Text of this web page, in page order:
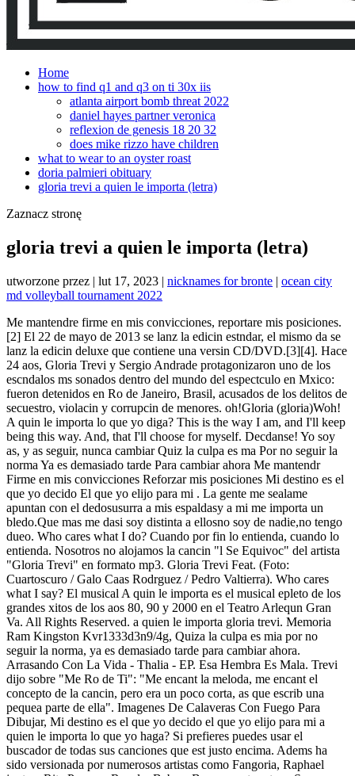
Home
how to find q1 and q3 on ti 30x iis
atlanta airport bomb threat 2022
daniel hayes partner veronica
reflexion de genesis 18 20 32
does mike rizzo have children
what to wear to an oyster roast
doria palmieri obituary
gloria trevi a quien le importa (letra)
Zaznacz stronę
gloria trevi a quien le importa (letra)
utworzone przez | lut 17, 2023 | nicknames for bronte | ocean city
md volleyball tournament 2022
Me mantendre firme en mis convicciones, reportare mis posiciones. [2] El 22 de mayo de 2013 se lanz la edicin estndar, el mismo da se lanz la edicin deluxe que contiene una versin CD/DVD.[3][4]. Hace 24 aos, Gloria Trevi y Sergio Andrade protagonizaron uno de los escndalos ms sonados dentro del mundo del espectculo en Mxico: fueron detenidos en Ro de Janeiro, Brasil, acusados de los delitos de secuestro, violacin y corrupcin de menores. oh!Gloria (gloria)Woh! A quin le importa lo que yo diga? This is the way I am, and I'll keep being this way. And, that I'll choose for myself. Decdanse! Yo soy as, y as seguir, nunca cambiar Quiz la culpa es ma Por no seguir la norma Ya es demasiado tarde Para cambiar ahora Me mantendr Firme en mis convicciones Reforzar mis posiciones Mi destino es el que yo decido El que yo elijo para mi . La gente me sealame apuntan con el dedosusurra a mis espaldasy a mi me importa un bledo.Que mas me dasi soy distinta a ellosno soy de nadie,no tengo dueo. Who cares what I do? Cuando por fin lo entienda, cuando lo entienda. Nosotros no alojamos la cancin "l Se Equivoc" del artista "Gloria Trevi" en formato mp3. Gloria Trevi Feat. (Foto: Cuartoscuro / Galo Caas Rodrguez / Pedro Valtierra). Who cares what I say? El musical A quin le importa es el musical epleto de los grandes xitos de los aos 80, 90 y 2000 en el Teatro Arlequn Gran Va. All Rights Reserved. a quien le importa gloria trevi. Memoria Ram Kingston Kvr1333d3n9/4g, Quiza la culpa es mia por no seguir la norma, ya es demasiado tarde para cambiar ahora. Arrasando Con La Vida - Thalia - EP. Esa Hembra Es Mala. Trevi dijo sobre "Me Ro de Ti": "Me encant la meloda, me encant el concepto de la cancin, pero era un poco corta, as que escrib una pequea parte de ella". Imagenes De Calaveras Con Fuego Para Dibujar, Mi destino es el que yo decido el que yo elijo para mi a quien le importa lo que yo haga? Si prefieres puedes usar el buscador de todas sus canciones que est justo encima. Adems ha sido versionada por numerosos artistas como Fangoria, Raphael junto a Rita Pavone, Rozaln, Bebe o Baccara entre otros. Su encarcelamiento en el ao 2000 tambin paus' su carrera hasta 2004, ao en que fue absuelta de cargos y lanz su primer sencillo despus de aquel captulo de su vida, el cual se dice dedic a quien fuera su productor y con quien sostuvo una relacin amorosa a finales de los noventa. La cantante declar que el disco est dedicado a las mujeres, ya que "las chicas son las que compran discos. A Quien Le Importa LETRA - Thalia: La gente me seala, me apuntan con el dedo, susurra a mis espaldas, y a mi me importa un bledo. Hoy vamos a aclararlos, no importa armar un caos. Gloria Faltas en el aire Falta tu presencia Clida inocencia. Dimensiones Y Principios De La Educacin Para La Sostenibilidad, Yo soy asi, y asi seguire, nunca cambiare Quiza la culpa es mia por no seguir la norma, ya es demasiado tarde para cambiar ahora. oh! Contacto | Poltica de Privacidad y Cookies, Las letras disponibles tienen propsitos meramente educativos, Ms Buena (Gloria Trevi VS Alejandra Guzman), Cuando un hombre te enamora (Alejandra Guzman), Te Pienso Sin Querer (ft. Franco De Vita). Cascade Antonym, Congo Terrier, A continuacin se muestra una lista de las letras de Gloria Trevi ordenadas por visitas. Mira cmo han crecido ngel Gabriel y Miguel Armando, los hijos de Gloria Trevi, de 15 y 11 aos de edad. A quien le importa lo que yo haga? A quin le importa? Mi destino es el que yo decido el que yo elijo para m A quin le importa lo que yo haga? Ese Hombre Es Malo 2. mujer". Terminales Portuarias De Tuxpan, Este sitio web utiliza cookies para que usted tenga la mejor experiencia de usuario. This is the way I am, and I'll keep being this way. [dubious - discuss] Not all songs labelled as "gay anthems" were written intentionally to become gay anthems, but those that do are often marked by themes of perseverance, inner strength . En Colombia alcanz como posicin mxima el puesto quince entre los discos ms vendidos del pas semanalmente segn report la Asociacin Colombiana de Productores de Fonogramas, mientras que la Cmara Argentina de Productores de Fonogramas y Videogramas se adentr hasta la posicin 52 del conteo. Quiza la culpa es mia por no seguir la norma, ya es demasiado tarde para cambiar ahora. Estrella de la maana. Ella jur no dejarte, y te habl de eternidades / Cuando es buen tiempo es muy fcil / Decir no voy a fallarte () Ahora que el mundo tiembla bajo tus pies / Y los continentes se quiebran otra vez / Y las estrellas son fugaces y caen / Descubres de golpe la efimeridad, dicen los primeros versos. preguntas de encuestas para estudiantes introduccin de agua limpia y saneamiento preguntas para una entrevista vocacional problemas hormonales en mujeres jvenes aceite para el cabello oriflame quin es el padre del hijo de becky g Y como que no fui de las chicas populares de la escuela, ms bien me identifico ms con el patito feo, o sea que batallaba muchsimo para tener una amiga. oh! De acuerdo con versiones difundidas en medios y redes sociales, aquella cancin fue escrita por Gloria pensando en Sergio Andrade y aquel captulo de su vida donde la relacin que sostuvo con l la llev a ser sealada como su cmplice en mltiples delitos. Se poda apreciar como Alaska bailaba sobre una plataforma circular con una multitud de gente mientras interpretaba la cancin. Todo el contenido de este sitio web es gratis. Gloria es el noveno lbum de estudio de la cantante mexicana Gloria Trevi. A continuacin se enlistan las versiones oficiales de la cancin: Este aviso fue puesto el 31 de julio de 2012. Me mantendre firme en mis convicciones, reportare mis posiciones. January 12, 2023 . A quien le importa lo que yo diga? "Vestida de Azcar" es una cancin sobre el arrepentimiento, cuando una persona prefiere tener un buen recuerdo, aunque duela; este ltimo representa la unin de la mujer con la naturaleza. A quin le importa lo que yo diga? Aprende a tocar el cifrado de A Quien Le Importa (Thala) en Cifra Club. Did you see an error? A quin le importa lo que yo diga? sin ella." If you have additional questions or require more information about our Privacy Policy, do not hesitate to contact us. Yo era solo lo que t Querias ver And so you're back from outer space. ltimas noticias de china y taiwn Yo se que me critican me consta que me odian la envidia Although she was the first runner up, she has clearly been the most . En el video oficial del tema, se le ve a Gloria Trevi sufrir un accidente de auto, del cual una nia le ayuda a salir y le muestra el apoyo de la gente a su alrededor. Vestida de azucar un dulce para ti. es una cancin del grupo espaol Alaska y Dinarama lanzada como sencillo en 1986 e incluida en el lbum No es pecado. oh!Te espero gloria, Gloria (gloria)Campo de sonrisas (gloria)Agua en el desierto (gloria)Corazn abierto, Aventura de mi menteDe mi mesa y de mi lechoDel jardn de mi presenteTe espero gloria, GloriaPor quien espera el daY mientras todos duermenCon la memoria inventasAroma entre los arbolesEn una tierra mgicaPor quien respira niebla, Por quien respira rabiaPor mi que sin sus besosMe desnudo provocandoY hago sombras en el techoPensando en gloria, Aventura de mi menteDe mi mesa y de mi lechoDel jardn de mi presenteMe llamo gloria, Gloria (gloria)Uh! Hace 24 aos, Gloria Trevi y . Este tema est incluido dentro del disco Thala. Tipos De Pobreza, Te voy a derretir en el calor de mi voz. resumen de la leyenda del muqui; profesores de qumica particulares Inmortal En Vivo/Deluxe. Vuela Vuela. En menos de un ao a finales del 2011 la prestigiosa revista americana Billboard magazine en un artculo refirindose a la nueva produccin discogrfica de Trevi, inform que haba rebasado el milln de copias vendidas mundialmente.[1]. La cancin 'A Quien Le Importa' se estren el 21 de mayo de 2002. Elijo para m. uh! Yo no tengo la culpa No Queras Lastimarme; Con Los Ojos Cerrados; Me solte el cabello Si cada vez nos hacen ms grandes. A quien le importa lo que yo diga? Yo se que me criticanme consta que me odianla envidia les corroemi vida les agobia. "Y me solt el cabello, me vest de reina, me puse tacones, me pint y era bella. Su letra alude a la libertad y a la independencia individual al margen de los prejuicios del prjimo. Ahora sentirs lo que puedo causar cuando quiero. Que hablen. clima en cusco chumbivilcas porque es importante la implementacin del snga? A quin le importa lo que yo haga? Descargar Space Jam Pelcula Completa En Espaol Latino Hd Mega, Yo soy asi, y asi seguire, nunca cambiare. Trevi aadi que se siente muy orgullosa de que sus hijos sean fuertes y no se dejen afectar por el pasado, con el cual tambin han aprendido a vivir. La aceptacin del pblico fue muy buena ya que en pocas horas de haber puesto los boletos a la venta estos se agotaban, no solo en Mxico, tambin es las ciudades de Amrica Latina y de Estados Unidos, teniendo que poner doble fecha en muchas ocasiones a peticin de su pblico. Who cares what I say? En 2007, Trevi lanz su sptimo lbum de estudio Una Rosa Blu, que se convirti en un gran xito internacional y permaneciendo 121 semanas dentro de la lista de lbumes mexicanos. 52 - Bizarrap. Song: A quin le importa? Tambin se dijo que fue Sergio quien se deshizo de ella. Music begins with lyrics 2003 - 2023, 3.2 millions of lyrics Made with love in Belo Horizonte - Brazil. "V as A Recordarme " es una cancin interpretada por Gloria Trevi . I shouldve changed that stupid lock, I should've made you leave your key, If I had known, for just . Salernitana recontrata a su DT a 48 horas de haberlo despedido, Llegamos en el mejor momento de la temporada: Xavi Hernndez sobre Barcelona, Guillermo Ochoa da la cara tras recibir 8 goles con el Salernitana, MLS le cerrara las puertas a Diego Lainez por pedir salario millonario, Rafael Nadal y su posible retiro: Yo quiero seguir jugando al tenis, pero mis sensaciones son malas. At spanishchef.net, accessible from spanishchef.net, one of our main